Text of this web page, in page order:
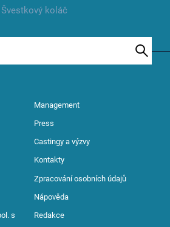
Švestkový koláč
Management
Press
Castingy a výzvy
Kontakty
Zpracování osobních údajů
Nápověda
s
Redakce